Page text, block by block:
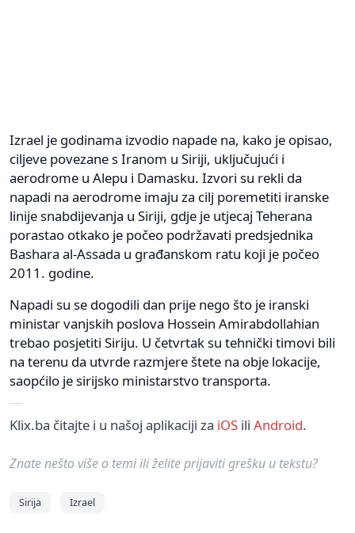
Izrael je godinama izvodio napade na, kako je opisao,
ciljeve povezane s Iranom u Siriji, uključujući i
aerodrome u Alepu i Damasku. Izvori su rekli da
napadi na aerodrome imaju za cilj poremetiti iranske
linije snabdijevanja u Siriji, gdje je utjecaj Teherana
porastao otkako je počeo podržavati predsjednika
Bashara al-Assada u građanskom ratu koji je počeo
2011. godine.
Napadi su se dogodili dan prije nego što je iranski
ministar vanjskih poslova Hossein Amirabdollahian
trebao posjetiti Siriju. U četvrtak su tehnički timovi bili
na terenu da utvrde razmjere štete na obje lokacije,
saopćilo je sirijsko ministarstvo transporta.
Klix.ba čitajte i u našoj aplikaciji za iOS ili Android.
Znate nešto više o temi ili želite prijaviti grešku u tekstu?
Sirija Izrael